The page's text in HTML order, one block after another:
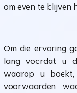
om even te blijven
Om die ervaring
lang voordat u
waarop u
voorwaarden